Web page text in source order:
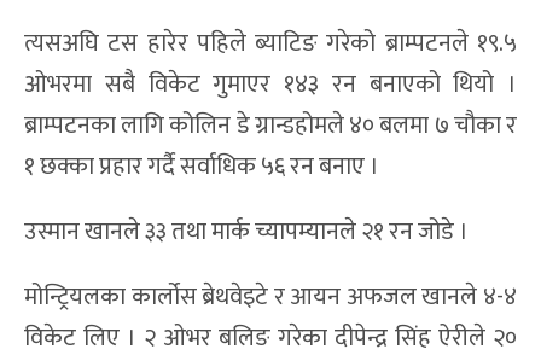
त्यसअघि टस हारेर पहिले ब्याटिङ गरेको ब्राम्पटनले १९.५
ओभरमा सबै विकेट गुमाएर १४३ रन बनाएको थियो ।
ब्राम्पटनका लागि कोलिन डे ग्रान्डहोमले ४० बलमा ७ चौका र
१ छक्का प्रहार गर्दै सर्वाधिक ५६ रन बनाए ।
उस्मान खानले ३३ तथा मार्क च्यापम्यानले २१ रन जोडे ।
मोन्ट्रियलका कार्लोस ब्रेथवेइटे र आयन अफजल खानले ४-४
विकेट लिए । २ ओभर बलिङ गरेका दीपेन्द्र सिंह ऐरीले २०